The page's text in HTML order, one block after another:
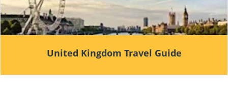
United Kingdom Travel Guide